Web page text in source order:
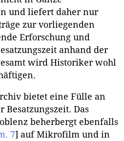
und liefert daher nur
zur vorliegenden
Erforschung und
anhand der
wird Historiker wohl
bietet eine Fülle an
Besatzungszeit. Das
beherbergt ebenfalls
7] auf Mikrofilm und in